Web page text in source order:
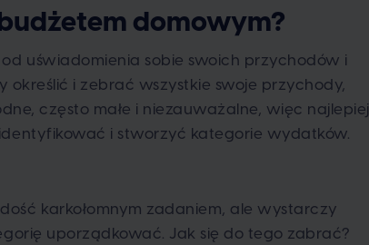
domowym?
uświadomienia sobie swoich przychodów i
i zebrać wszystkie swoje przychody,
często małe i niezauważalne, więc najlepiej
i stworzyć kategorie wydatków.
karkołomnym zadaniem, ale wystarczy
uporządkować. Jak się do tego zabrać?